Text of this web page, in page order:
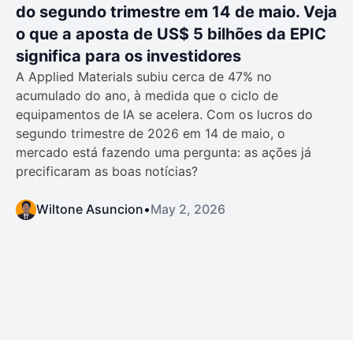
do segundo trimestre em 14 de maio. Veja
o que a aposta de US$ 5 bilhões da EPIC
significa para os investidores
A Applied Materials subiu cerca de 47% no
acumulado do ano, à medida que o ciclo de
equipamentos de IA se acelera. Com os lucros do
segundo trimestre de 2026 em 14 de maio, o
mercado está fazendo uma pergunta: as ações já
precificaram as boas notícias?
Wiltone Asuncion•May 2, 2026